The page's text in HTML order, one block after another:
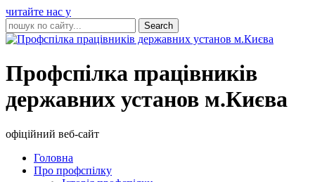
читайте нас у
Профспілка працівників
державних установ м.Києва
офіційний веб-сайт
Головна
Про профспілку